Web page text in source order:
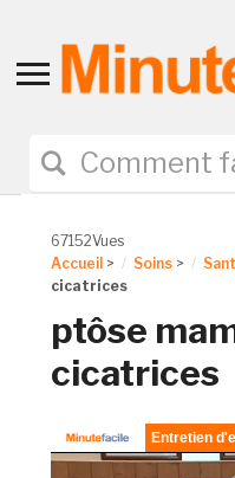
Toggle
navigation
67152Vues
Accueil > Soins >
cicatrices
ptôse
cicatrices